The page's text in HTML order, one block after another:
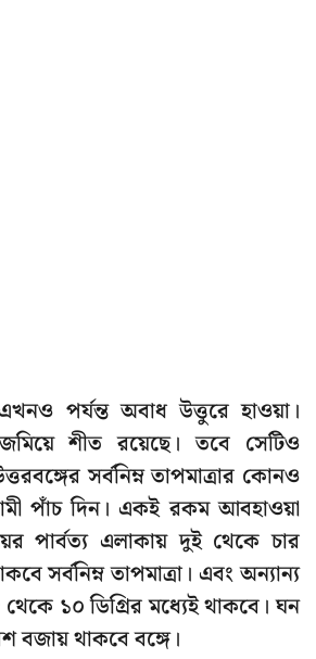
পর্যন্ত অবাধ উত্তুরে হাওয়া।
শীত রয়েছে। তবে সেটিও
সর্বনিম্ন তাপমাত্রার কোনও
পাঁচ দিন। একই রকম আবহাওয়া
পার্বত্য এলাকায় দুই থেকে চার
সর্বনিম্ন তাপমাত্রা। এবং অন্যান্য
থেকে ১০ ডিগ্রির মধ্যেই থাকবে। ঘন
বজায় থাকবে বঙ্গে।